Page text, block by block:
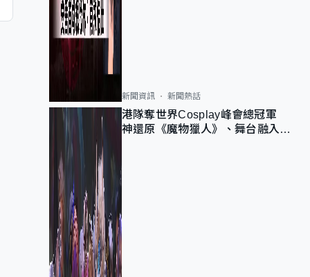
新聞資訊 新聞熱話
港隊奪世界Cosplay峰會總冠軍
神還原《魔物獵人》、舞台融入獅